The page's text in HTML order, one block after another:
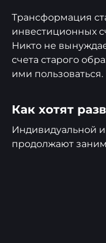
Трансформация
инвестиционных
Никто не
счета старого
ими пользоваться.
Как хотят
Индивидуальной
продолжают